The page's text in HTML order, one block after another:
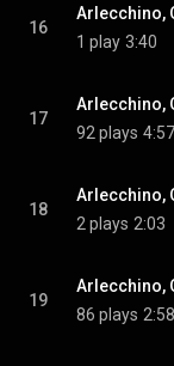
16
1 play 3:40
17
92 plays 4:57
18
2 plays 2:03
19
86 plays 2:58